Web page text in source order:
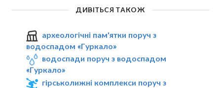
ДИВІТЬСЯ ТАКОЖ
археологічні пам'ятки поруч з
водоспадом «Гуркало»
водоспади поруч з водоспадом
«Гуркало»
гірськолижні комплекси поруч з